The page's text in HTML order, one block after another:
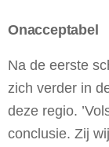
Onacceptabel
Na de eerste
zich verder in
deze regio.
conclusie. Zij